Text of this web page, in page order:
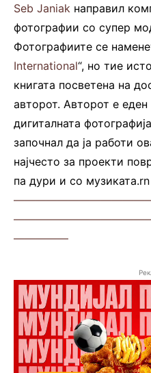
Seb Janiak направил
фотографии со супер
Фотографиите се
International“, но тие
книгата посветена на
авторот. Авторот е
дигиталната
започнал да ја работи
најчесто за проекти
па дури и со музиката.rn
—————